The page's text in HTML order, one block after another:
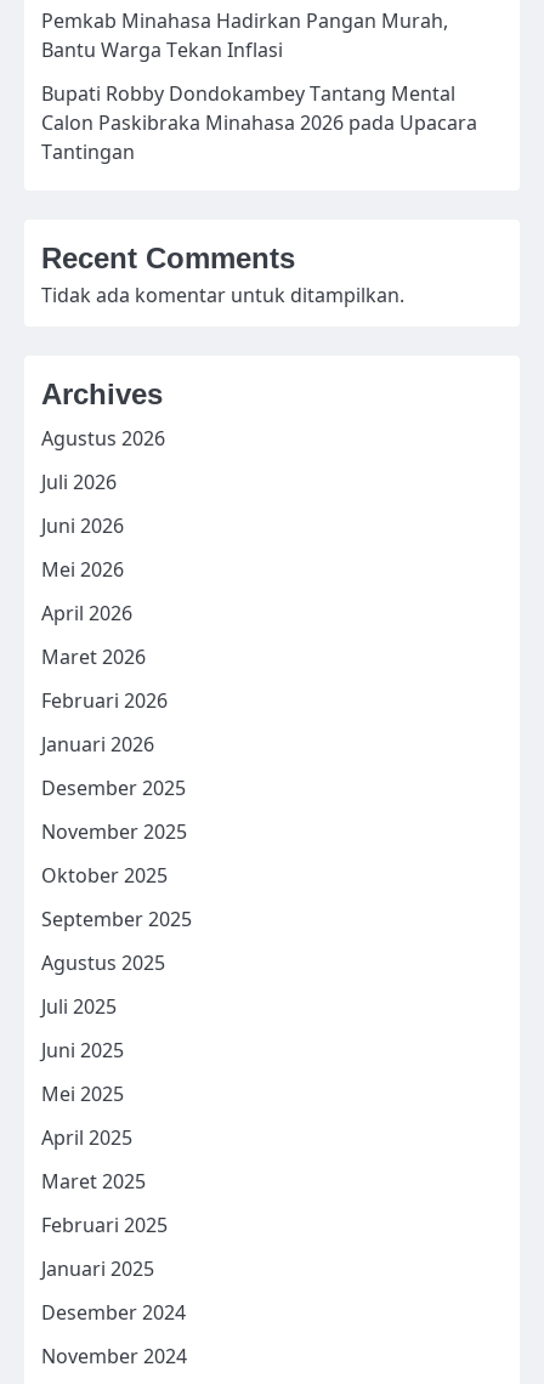
Pemkab Minahasa Hadirkan Pangan Murah,
Bantu Warga Tekan Inflasi
Bupati Robby Dondokambey Tantang Mental
Calon Paskibraka Minahasa 2026 pada Upacara
Tantingan
Recent Comments
Tidak ada komentar untuk ditampilkan.
Archives
Agustus 2026
Juli 2026
Juni 2026
Mei 2026
April 2026
Maret 2026
Februari 2026
Januari 2026
Desember 2025
November 2025
Oktober 2025
September 2025
Agustus 2025
Juli 2025
Juni 2025
Mei 2025
April 2025
Maret 2025
Februari 2025
Januari 2025
Desember 2024
November 2024